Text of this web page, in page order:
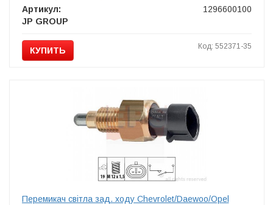
Артикул:
1296600100
JP GROUP
КУПИТЬ Код: 552371-35
Перемикач світла зад. ходу Chevrolet/Daewoo/Opel